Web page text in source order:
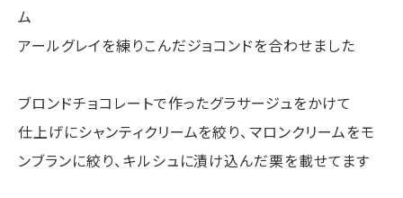
ム
アールグレイを練りこんだジョコンドを合わせました
ブロンドチョコレートで作ったグラサージュをかけて
仕上げにシャンティクリームを絞り、マロンクリームをモ
ンブランに絞り、キルシュに漬け込んだ栗を載せてます